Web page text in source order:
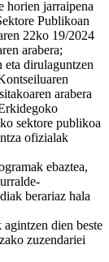
horien jarraipena
Publikoan
22ko 19/2024
arabera;
dirulaguntzen
arabera
sektore publikoa
ofizialak
ebaztea,
berariaz hala
dien beste
zuzendariei